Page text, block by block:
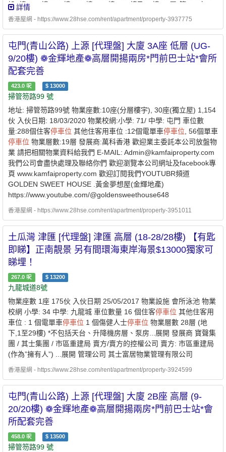
設4樓、13樓、14樓、24樓、29樓、34樓及44樓 33層(第5, 6座：5
至42樓) * 不包括地庫3層、地庫2層、地庫1層、地下、1樓(包括非
及政府樓宇的3樓及4樓)、3樓(包括非政府樓宇的3樓及政府樓宇的
天台)、轉換層、31樓(庇護層兼空中花園)、天台、升降機機房層及
上層天台 * 不設4樓、13樓、14樓、24樓及34樓
詳情
香港屋網 - https://www.28hse.com/rent/apartment/property-3937775
屯門(青山公路) 上源 [代理盤] 大廈 3A座 低層 (UG-
9/20樓) ❁金輝地產❁高層開揚兩房*門前巴士站*會所
配套完善
423.0 呎 $ 13000
掃管笏路99 號
地址: 掃管笏路99號 物業座數:10座(分層樓宇), 30座(獨立屋) 1,154
伙 入伙日期: 18/03/2020 物業校網:小學: 71/ 中學: 屯門 車位數
量:288個住客停車位 其他住客用車位 :12個電單車停車位, 56個單車
停車位 物業層數:19層 發展商:萬科香港 歡迎業主委託本公司放盤物
業 請把相關物業資料給我們 E-MAIL: Admin@kamfaiproperty.com
我們公司會盡快處理及聯絡你們 歡迎瀏覽本公司網址及facebook專
頁 www.kamfaiproperty.com 歡迎訂閱我們YOUTUBR頻道
GOLDEN SWEET HOUSE .黃金夢想屋(金輝地產)
https://www.youtube.com/@goldensweethouse648
香港屋網 - https://www.28hse.com/rent/apartment/property-3951011
土瓜灣 津匯 [代理盤] 津匯 高層 (18-28/28樓) 【有匙
即睇】正南靚景 另有間環海東岸海景$13000獨家可
睇埋！
267.0 呎 $ 13200
九龍城道8號
物業座數 1座 175伙 入伙日期 25/05/2017 物業設施 會所泳池 物業
校網 小學: 34 中學: 九龍城 車位數量 16 個住客停車位 其他住客用
車位 : 1 個電單車停車位 1 個傷健人士停車位 物業層數 28層 (地
下,1至29樓) *不包括天台、升降機房層、泵房...展開 發展商 寶聲集
團 / 其士集團 / 市區重建局 賣方/賣方的控權公司 賣方: 市區重建局
(作為”擁有人”) ...展開 管理公司 其士富居物業管理有限公司
香港屋網 - https://www.28hse.com/rent/apartment/property-3924599
屯門(青山公路) 上源 [代理盤] 大廈 2B座 高層 (9-
20/20樓) ❁金輝地產❁高層開揚兩房*門前巴士站*會
所配套完善
458.0 呎 $ 13500
掃管笏路99 號